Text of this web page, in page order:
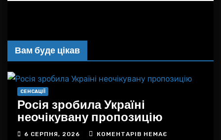
Вам буде цікав
СЕНСАЦІЇ
Росія зробила Україні
неочікувану пропозицію
6 СЕРПНЯ, 2026 КОМЕНТАРІВ НЕМАЄ